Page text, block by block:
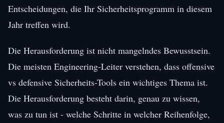
Entscheidungen, die Ihr Sicherheitsprogramm in diesem
Jahr treffen wird.
Die Herausforderung ist nicht mangelndes Bewusstsein.
Die meisten Engineering-Leiter verstehen, dass offensive
vs defensive Sicherheits-Tools ein wichtiges Thema ist.
Die Herausforderung besteht darin, genau zu wissen,
was zu tun ist - welche Schritte in welcher Reihenfolge,